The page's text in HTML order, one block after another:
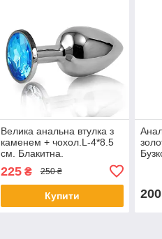
Велика анальна втулка з
каменем + чохол.L-4*8.5
см. Блакитна.
225₴ 250 ₴
Купити 200